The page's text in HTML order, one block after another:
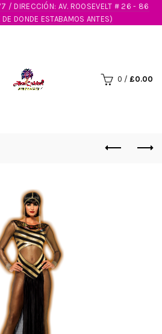
DIRECCIÓN: AV. ROOSEVELT # 26 - 86
DONDE ESTABAMOS ANTES)
0 / £0.00